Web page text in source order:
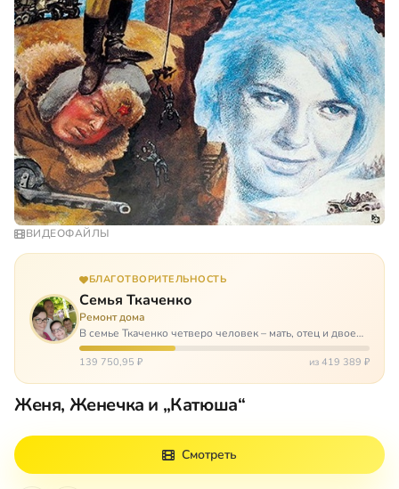
ВИДЕОФАЙЛЫ
БЛАГОТВОРИТЕЛЬНОСТЬ
Семья Ткаченко
Ремонт дома
В семье Ткаченко четверо человек – мать, отец и двое
сыновей. И это семья – крепость. У них столько проблем
и бед, что хватило бы на много семей. Трое из четверых
139 750,95 ₽ из 419 389 ₽
Женя, Женечка и „Катюша“
Смотреть